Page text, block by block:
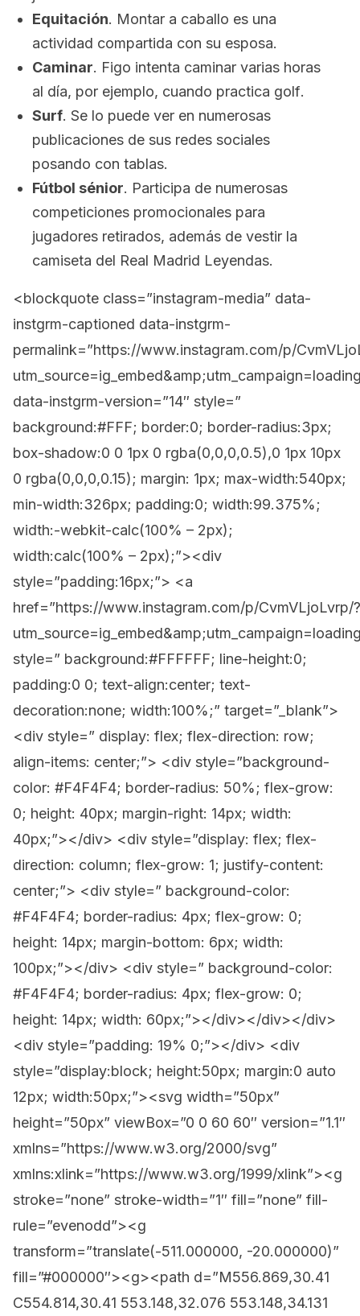
Equitación. Montar a caballo es una
actividad compartida con su esposa.
Caminar. Figo intenta caminar varias horas
al día, por ejemplo, cuando practica golf.
Surf. Se lo puede ver en numerosas
publicaciones de sus redes sociales
posando con tablas.
Fútbol sénior. Participa de numerosas
competiciones promocionales para
jugadores retirados, además de vestir la
camiseta del Real Madrid Leyendas.
<blockquote class=”instagram-media” data-
instgrm-captioned data-instgrm-
permalink=”https://www.instagram.com/p/
data-instgrm-version=”14″ style=”
background:#FFF; border:0; border-radius:3px;
box-shadow:0 0 1px 0 rgba(0,0,0,0.5),0 1px 10px
0 rgba(0,0,0,0.15); margin: 1px; max-width:540px;
min-width:326px; padding:0; width:99.375%;
width:-webkit-calc(100% – 2px);
width:calc(100% – 2px);”><div
style=”padding:16px;”> <a
href=”https://www.instagram.com/p/CvmVLjoLvrp/?
style=” background:#FFFFFF; line-height:0;
padding:0 0; text-align:center; text-
decoration:none; width:100%;” target=”_blank”>
<div style=” display: flex; flex-direction: row;
align-items: center;”> <div style=”background-
color: #F4F4F4; border-radius: 50%; flex-grow:
0; height: 40px; margin-right: 14px; width:
40px;”></div> <div style=”display: flex; flex-
direction: column; flex-grow: 1; justify-content:
center;”> <div style=” background-color:
#F4F4F4; border-radius: 4px; flex-grow: 0;
height: 14px; margin-bottom: 6px; width:
100px;”></div> <div style=” background-color:
#F4F4F4; border-radius: 4px; flex-grow: 0;
height: 14px; width: 60px;”></div></div></div>
<div style=”padding: 19% 0;”></div> <div
style=”display:block; height:50px; margin:0 auto
12px; width:50px;”><svg width=”50px”
height=”50px” viewBox=”0 0 60 60″ version=”1.1″
xmlns=”https://www.w3.org/2000/svg”
xmlns:xlink=”https://www.w3.org/1999/xlink”><g
stroke=”none” stroke-width=”1″ fill=”none” fill-
rule=”evenodd”><g
transform=”translate(-511.000000, -20.000000)”
fill=”#000000″><g><path d=”M556.869,30.41
C554.814,30.41 553.148,32.076 553.148,34.131